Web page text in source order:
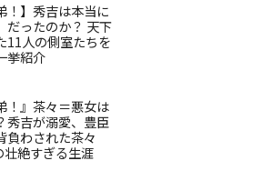
！】秀吉は本当に
だったのか？ 天下
11人の側室たちを
挙紹介
！』茶々＝悪女は
秀吉が溺愛、豊臣
負わされた茶々
絶すぎる生涯